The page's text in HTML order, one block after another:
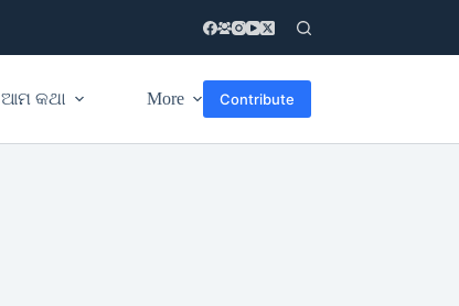
ଆମ କଥା More Contribute